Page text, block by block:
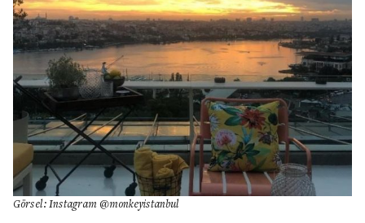
Görsel: Instagram @monkeyistanbul